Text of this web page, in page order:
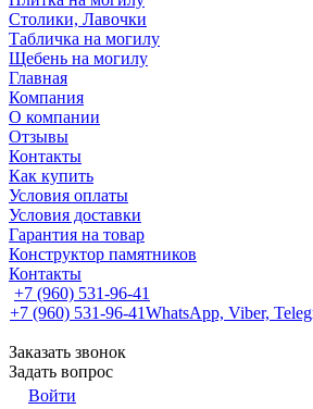
Столики, Лавочки
Табличка на могилу
Щебень на могилу
Главная
Компания
О компании
Отзывы
Контакты
Как купить
Условия оплаты
Условия доставки
Гарантия на товар
Конструктор памятников
Контакты
+7 (960) 531-96-41
+7 (960) 531-96-41WhatsApp, Viber,
Заказать звонок
Задать вопрос
Войти